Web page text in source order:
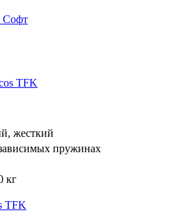
Софт
жесткий
пружинах
кг
TFK